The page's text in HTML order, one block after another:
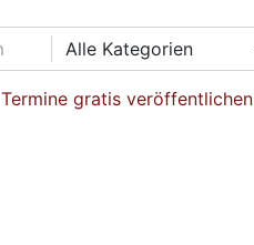
Alle Kategorien
Termine gratis veröffentlichen